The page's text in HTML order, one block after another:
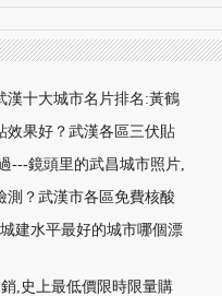
漢十大城市名片排名:黃鶴
效果好？武漢各區三伏貼
診地點+價格查詢+預
---鏡頭里的武昌城市照片,
測？武漢市各區免費核酸
分24小時檢測)
建水平最好的城市哪個漂
,史上最低價限時限量購